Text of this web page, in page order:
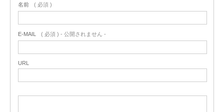
名前 ( 必須 )
E-MAIL ( 必須 ) - 公開されません -
URL